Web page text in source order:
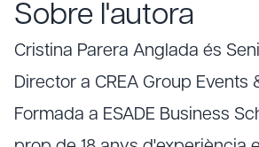
Sobre l'autora
Cristina Parera Anglada és
Director a CREA Group Events
Formada a ESADE Business